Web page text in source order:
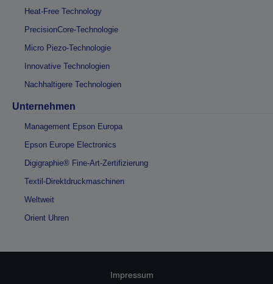
Heat-Free Technology
PrecisionCore-Technologie
Micro Piezo-Technologie
Innovative Technologien
Nachhaltigere Technologien
Unternehmen
Management Epson Europa
Epson Europe Electronics
Digigraphie® Fine-Art-Zertifizierung
Textil-Direktdruckmaschinen
Weltweit
Orient Uhren
Impressum